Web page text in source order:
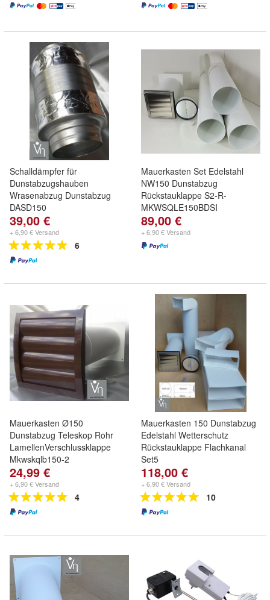
Schalldämpfer für
Dunstabzugshauben
Wrasenabzug Dunstabzug
DASD150
39,00 €
+ 6,90 € Versand
6
Mauerkasten Set Edelstahl
NW150 Dunstabzug
Rückstauklappe S2-R-
MKWSQLE150BDSI
89,00 €
+ 6,90 € Versand
Mauerkasten Ø150
Dunstabzug Teleskop Rohr
LamellenVerschlussklappe
Mkwskqlb150-2
24,99 €
+ 6,90 € Versand
4
Mauerkasten 150 Dunstabzug
Edelstahl Wetterschutz
Rückstauklappe Flachkanal
Set5
118,00 €
+ 6,90 € Versand
10